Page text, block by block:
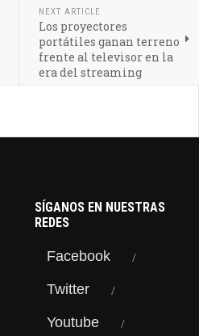
NEXT ARTICLE
Los proyectores
portátiles ganan terreno
frente al televisor en la
era del streaming
SÍGANOS EN NUESTRAS
REDES
Facebook
Twitter
Youtube